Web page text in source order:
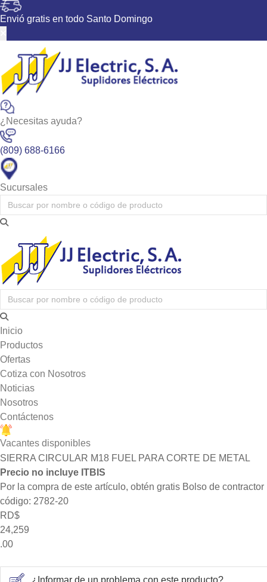
Envió gratis en todo Santo Domingo
¿Necesitas ayuda?
(809) 688-6166
Sucursales
Inicio
Productos
Ofertas
Cotiza con Nosotros
Noticias
Nosotros
Contáctenos
Vacantes disponibles
Productos
Tenemos la solución para todos tus proyectos eléctricos
Inicio
>
Productos
>
Herramientas y Accesorios
Herramientas Eléctricas
SIERRA CIRCULAR M18 FUEL PARA CORTE DE METAL
SIERRA CIRCULAR M18 FUEL PARA CORTE DE METAL
Precio no incluye ITBIS
Por la compra de este artículo, obtén gratis Bolso de
código: 2782-20
RD$
24,259
.00
¿Informar de un problema con este producto?